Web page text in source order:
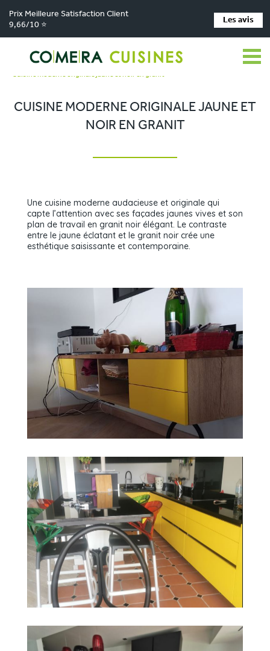
Prix Meilleure Satisfaction Client
9,66/10 ⭐
Les avis
Comera Cuisines > Nos magasins de cuisine >
Cuisiniste Saint-Laurent-du-Var > Réalisations >
Cuisine moderne originale jaune et noir en granit
CUISINE MODERNE ORIGINALE JAUNE ET
NOIR EN GRANIT
Une cuisine moderne audacieuse et originale qui
capte l’attention avec ses façades jaunes vives et son
plan de travail en granit noir élégant. Le contraste
entre le jaune éclatant et le granit noir crée une
esthétique saisissante et contemporaine.